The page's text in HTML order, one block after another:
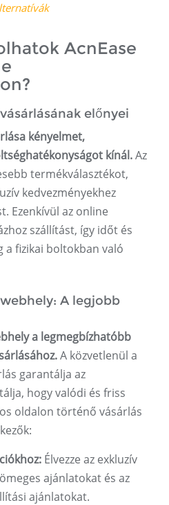
AcnEase
előnyei
kényelmet,
kínál.Az
termékválasztékot,
kedvezményekhez
Ezenkívül az online
szállítást, így időt és
a fizikai boltokban való
A legjobb
a legmegbízhatóbb
A közvetlenül a
garantálja az
hogy valódi és friss
oldalon történő vásárlás
Élvezze az exkluzív
ajánlatokat és az
ajánlatokat.